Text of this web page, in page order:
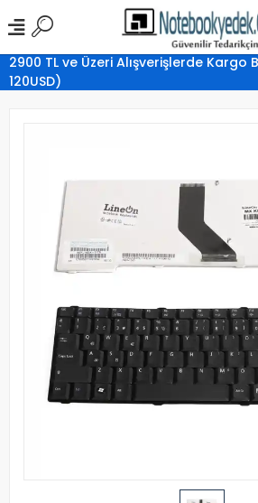
2900 TL ve Üzeri Alışverişlerde Kargo
120USD)